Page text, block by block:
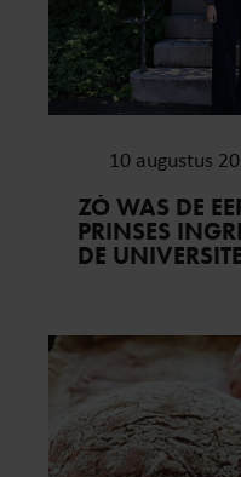
10 augustus
ZÓ WAS DE
PRINSES
DE